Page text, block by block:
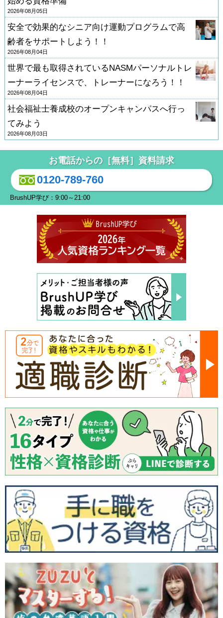
2026年08月05日
安全で効果的なシニア向け運動プログラムで高
齢者をサポートしよう！！
2026年08月04日
世界で最も取得されているNASMパーソナルトレ
ーナーライセンスで、トレーナーになろう！！
2026年08月04日
社会福祉士養成校のオープンキャンパスへ行っ
てみよう
2026年08月03日
お電話からの［無料］資料請求
0120-789-760
BrushUP学び：9:00～21:00